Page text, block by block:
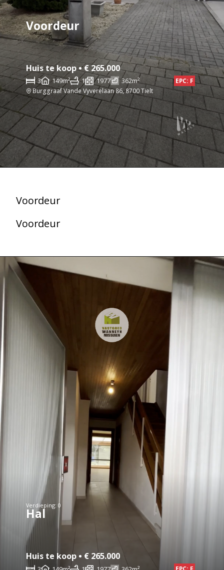
Voordeur
Huis te koop • € 265.000
3 149m² 1 1977 362m²
EPC: F
Burggraaf Vande Vyverelaan 86, 8700 Tielt
Voordeur
Voordeur
Verdieping: 0
Hal
Huis te koop • € 265.000